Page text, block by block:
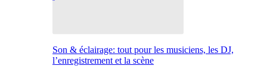
Son & éclairage: tout pour les musiciens, les DJ,
l’enregistrement et la scène